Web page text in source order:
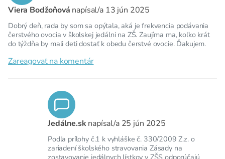
Viera Bodžoňová napísal/a 13 jún 2025
Dobrý deň, rada by som sa opýtala, aká je frekvencia podávania
čerstvého ovocia v školskej jedálni na ZŠ. Zaujíma ma, koľko krát
do týždňa by mali deti dostať k obedu čerstvé ovocie. Ďakujem.
Zareagovať na komentár
Jedálne.sk napísal/a 25 jún 2025
Podľa prílohy č.1 k vyhláške č. 330/2009 Z.z. o
zariadení školského stravovania Zásady na